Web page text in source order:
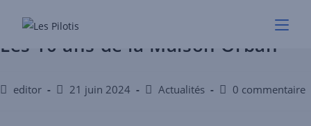
Les 10 ans de la Maison Orban
editor 21 juin 2024 Actualités 0 commentaire